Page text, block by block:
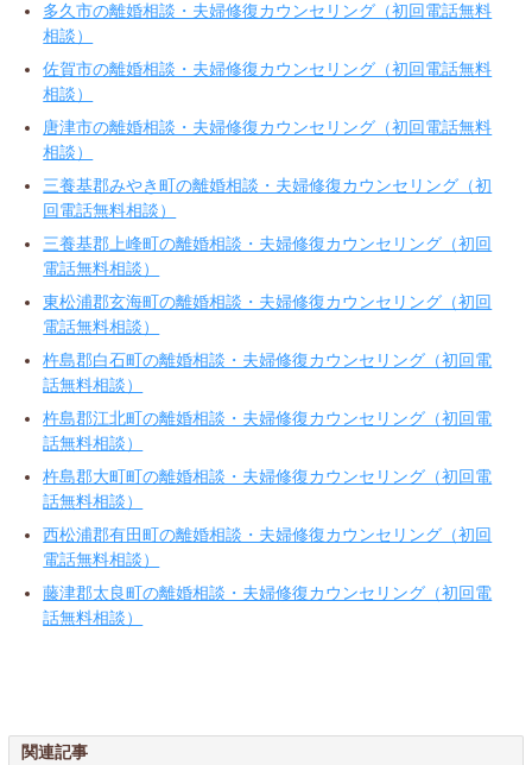
多久市の離婚相談・夫婦修復カウンセリング（初回電話無料
相談）
佐賀市の離婚相談・夫婦修復カウンセリング（初回電話無料
相談）
唐津市の離婚相談・夫婦修復カウンセリング（初回電話無料
相談）
三養基郡みやき町の離婚相談・夫婦修復カウンセリング（初
回電話無料相談）
三養基郡上峰町の離婚相談・夫婦修復カウンセリング（初回
電話無料相談）
東松浦郡玄海町の離婚相談・夫婦修復カウンセリング（初回
電話無料相談）
杵島郡白石町の離婚相談・夫婦修復カウンセリング（初回電
話無料相談）
杵島郡江北町の離婚相談・夫婦修復カウンセリング（初回電
話無料相談）
杵島郡大町町の離婚相談・夫婦修復カウンセリング（初回電
話無料相談）
西松浦郡有田町の離婚相談・夫婦修復カウンセリング（初回
電話無料相談）
藤津郡太良町の離婚相談・夫婦修復カウンセリング（初回電
話無料相談）
関連記事